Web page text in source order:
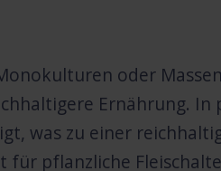
oder
Ernährung. In
was zu einer
pflanzliche